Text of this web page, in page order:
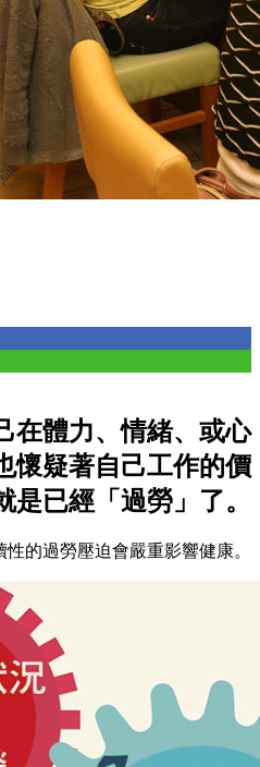
在體力、情緒、或心
懷疑著自己工作的價
已經「過勞」了。
的過勞壓迫會嚴重影響健康。